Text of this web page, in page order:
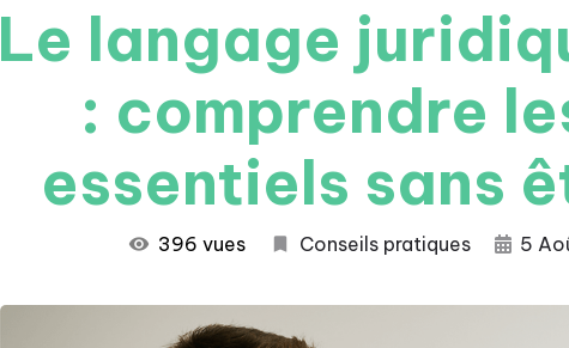
Le langage
: comprendre
essentiels sans
396 vues Conseils pratiques 5